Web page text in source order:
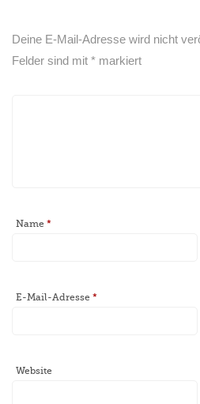
Deine E-Mail-Adresse wird nicht
Felder sind mit* markiert
Name*
E-Mail-Adresse*
Website